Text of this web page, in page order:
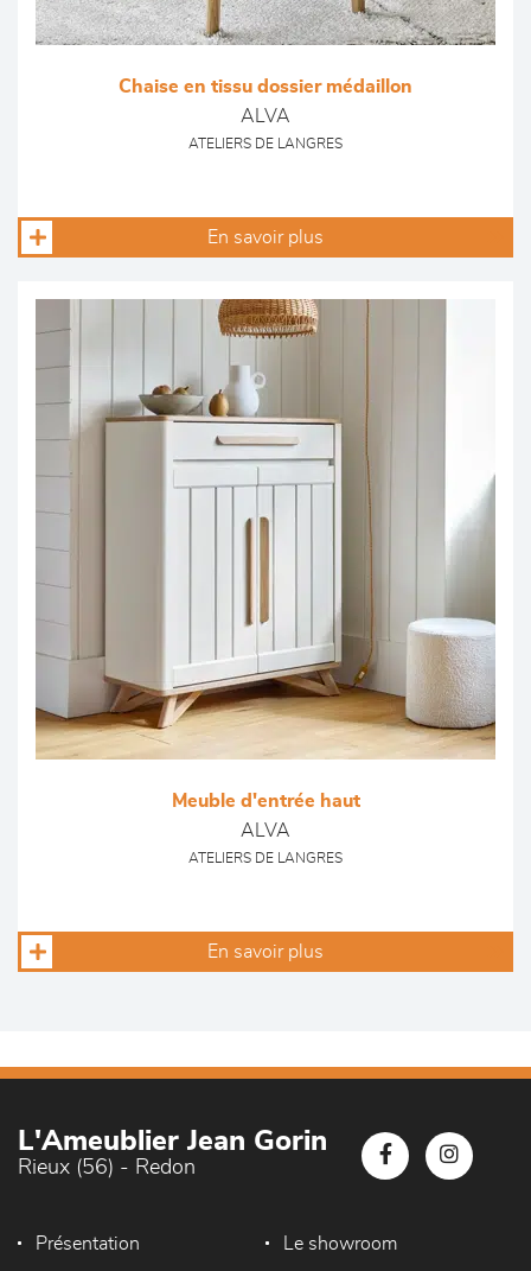
Chaise en tissu dossier médaillon
ALVA
ATELIERS DE LANGRES
En savoir plus
Meuble d'entrée haut
ALVA
ATELIERS DE LANGRES
En savoir plus
L'Ameublier Jean Gorin
Rieux (56) - Redon
Présentation Le showroom